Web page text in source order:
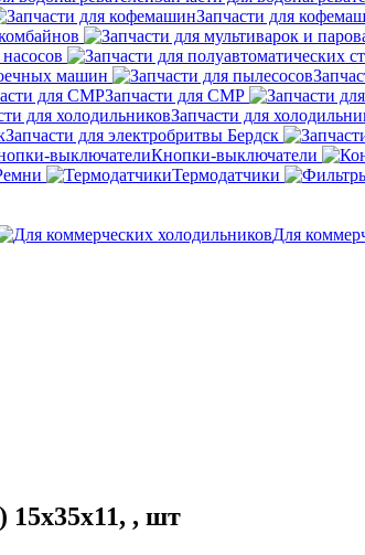
Запчасти для
машин
Запчасти для СМР
Запчасти для
Запчасти для электробритвы Бердск
Кнопки-выключатели
Термодатчики
Для
, шт